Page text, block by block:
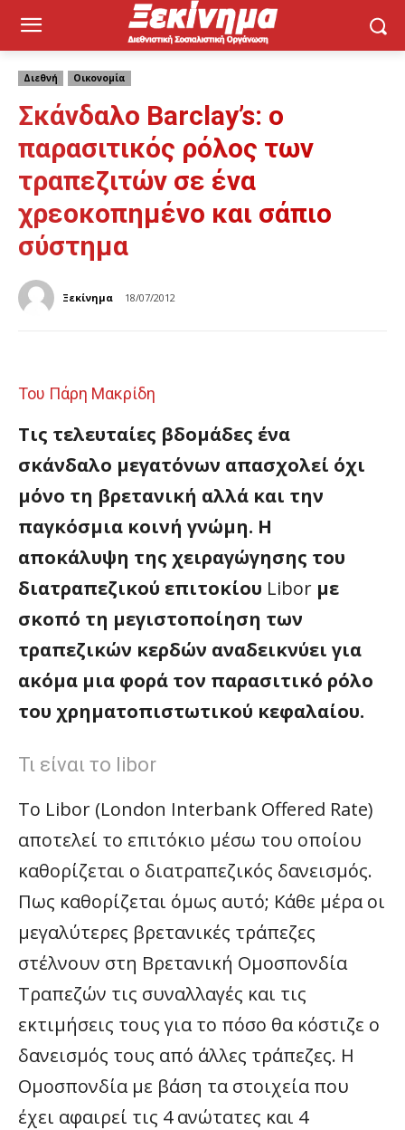
Διεθνή Οικονομία
Σκάνδαλο Barclay’s: ο
παρασιτικός ρόλος των
τραπεζιτών σε ένα
χρεοκοπημένο και σάπιο
σύστημα
Ξεκίνημα 18/07/2012
Του Πάρη Μακρίδη
Τις τελευταίες βδομάδες ένα
σκάνδαλο μεγατόνων απασχολεί όχι
μόνο τη βρετανική αλλά και την
παγκόσμια κοινή γνώμη. Η
αποκάλυψη της χειραγώγησης του
διατραπεζικού επιτοκίου Libor με
σκοπό τη μεγιστοποίηση των
τραπεζικών κερδών αναδεικνύει για
ακόμα μια φορά τον παρασιτικό ρόλο
του χρηματοπιστωτικού κεφαλαίου.
Τι είναι το libor
Το Libor (London Interbank Offered Rate)
αποτελεί το επιτόκιο μέσω του οποίου
καθορίζεται ο διατραπεζικός δανεισμός.
Πως καθορίζεται όμως αυτό; Κάθε μέρα οι
μεγαλύτερες βρετανικές τράπεζες
στέλνουν στη Βρετανική Ομοσπονδία
Τραπεζών τις συναλλαγές και τις
εκτιμήσεις τους για το πόσο θα κόστιζε ο
δανεισμός τους από άλλες τράπεζες. Η
Ομοσπονδία με βάση τα στοιχεία που
έχει αφαιρεί τις 4 ανώτατες και 4